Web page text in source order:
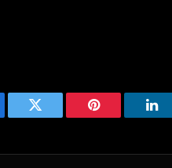
Twitter Pinterest